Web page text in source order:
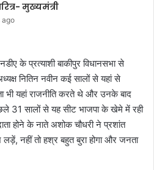
मुख्यमंत्री
ago
के प्रत्याशी बाकीपुर विधानसभा से
नितिन नवीन कई सालों से यहां से
भी यहां राजनीति करते थे और उनके बाद
31 सालों से यह सीट भाजपा के खेमे में रही
होने के नाते अशोक चौधरी ने प्रशांत
नहीं तो हश्र बहुत बुरा होगा और जनता